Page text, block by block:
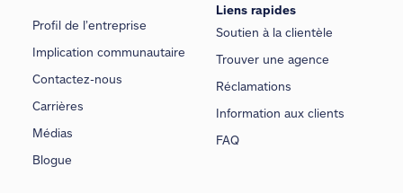
Profil de l’entreprise
Implication communautaire
Contactez-nous
Carrières
Médias
Blogue
Liens rapides
Soutien à la clientèle
Trouver une agence
Réclamations
Information aux clients
FAQ